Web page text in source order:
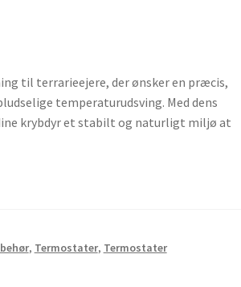
til terrarieejere, der ønsker en præcis,
temperaturudsving. Med dens
krybdyr et stabilt og naturligt miljø at
, Termostater, Termostater